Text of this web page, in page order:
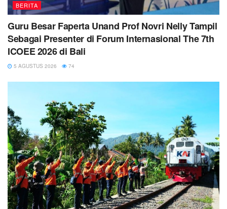
BERITA
Guru Besar Faperta Unand Prof Novri Nelly Tampil
Sebagai Presenter di Forum Internasional The 7th
ICOEE 2026 di Bali
5 AGUSTUS 2026 74